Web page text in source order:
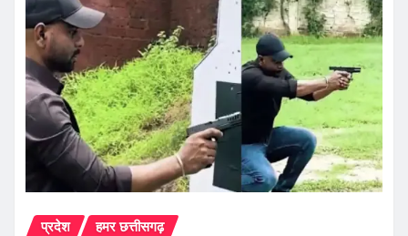
प्रदेश हमर छत्तीसगढ़